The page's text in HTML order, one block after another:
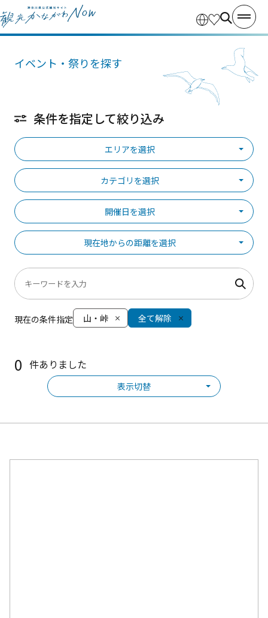
イベント・祭りを探す
条件を指定して絞り込み
エリアを選択
カテゴリを選択
開催日を選択
現在地からの距離を選択
現在の条件指定 山・峠 全て解除
0 件ありました
表示切替